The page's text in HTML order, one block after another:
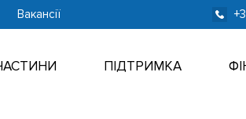
Вакансії
ПІДТРИМКА